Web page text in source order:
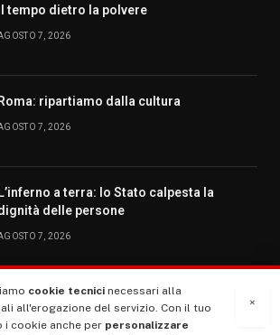
Il tempo dietro la polvere
7, 2026
Roma: ripartiamo dalla cultura
7, 2026
L’inferno a terra: lo Stato calpesta la
delle persone
7, 2026
×
cookie tecnici necessari alla
all'erogazione del servizio. Con il tuo
i cookie anche per personalizzare